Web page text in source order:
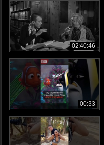
02:40:46
00:33